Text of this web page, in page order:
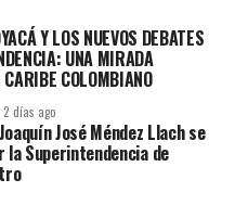
Y LOS NUEVOS DEBATES
UNA MIRADA
COLOMBIANO
2 días ago
José Méndez Llach se
Superintendencia de